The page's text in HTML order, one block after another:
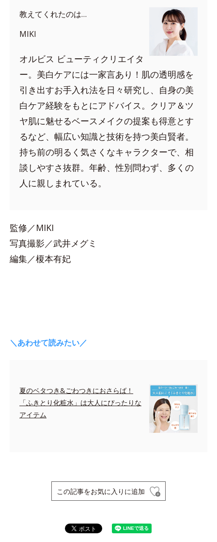
教えてくれたのは…
MIKI
オルビス ビューティクリエイタ
ー。美白ケアには一家言あり！肌の透明感を
引き出すお手入れ法を日々研究し、自身の美
白ケア経験をもとにアドバイス。クリア＆ツ
ヤ肌に魅せるベースメイクの提案も得意とす
るなど、幅広い知識と技術を持つ美白賢者。
持ち前の明るく気さくなキャラクターで、相
談しやすさ抜群。年齢、性別問わず、多くの
人に親しまれている。
監修／MIKI
写真撮影／武井メグミ
編集／榎本有妃
＼あわせて読みたい／
夏のベタつき&ごわつきにおさらば！
「ふきとり化粧水」は大人にぴったりな
アイテム
この記事をお気に入りに追加